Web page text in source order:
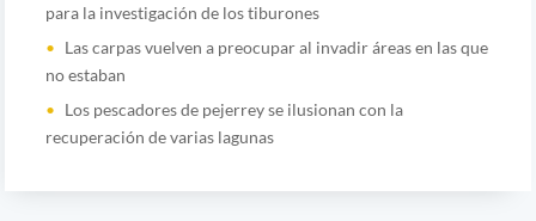
para la investigación de los tiburones
Las carpas vuelven a preocupar al invadir áreas en las que
no estaban
Los pescadores de pejerrey se ilusionan con la
recuperación de varias lagunas